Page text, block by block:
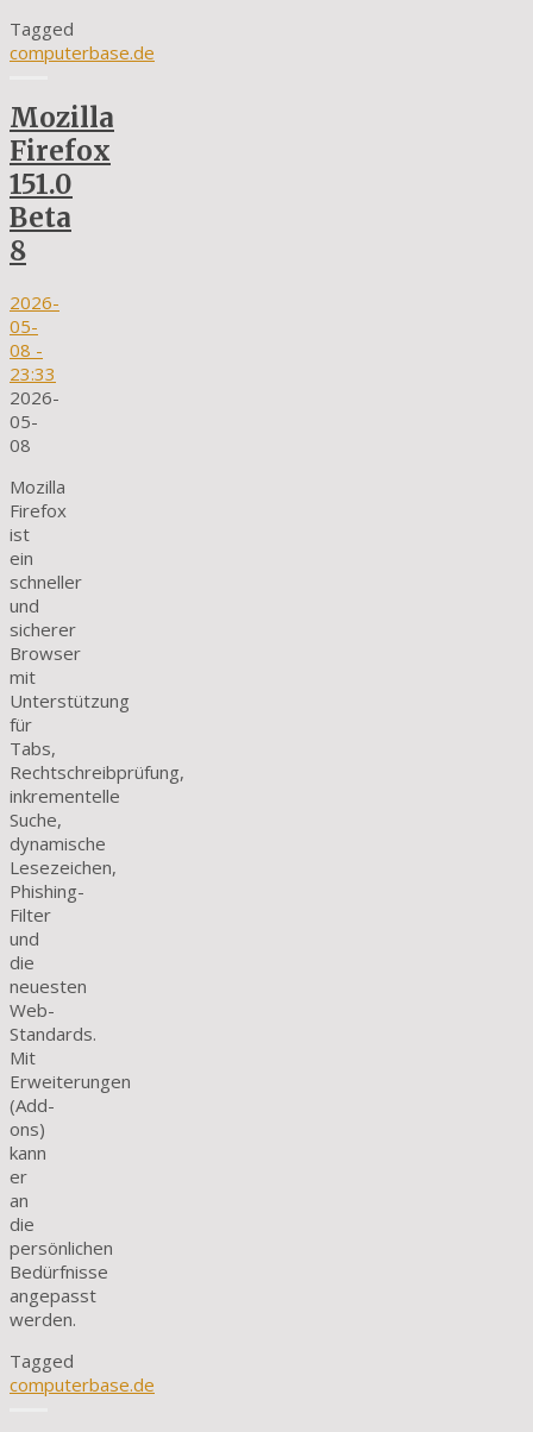
Tagged
computerbase.de
Mozilla
Firefox
151.0
Beta
8
2026-
05-
08 -
23:33
2026-
05-
08
Mozilla
Firefox
ist
ein
schneller
und
sicherer
Browser
mit
Unterstützung
für
Tabs,
Rechtschreibprüfung,
inkrementelle
Suche,
dynamische
Lesezeichen,
Phishing-
Filter
und
die
neuesten
Web-
Standards.
Mit
Erweiterungen
(Add-
ons)
kann
er
an
die
persönlichen
Bedürfnisse
angepasst
werden.
Tagged
computerbase.de